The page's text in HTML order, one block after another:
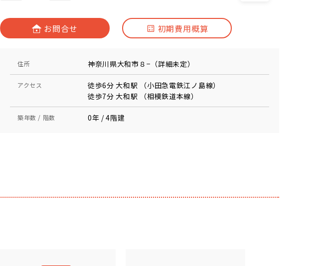
お問合せ 初期費用概算
住所 神奈川県大和市８−（詳細未定）
アクセス
徒歩6分 大和駅 （小田急電鉄江ノ島線）
徒歩7分 大和駅 （相模鉄道本線）
築年数 / 階数 0年 / 4階建